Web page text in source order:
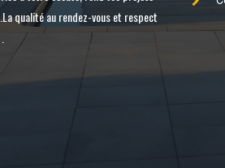
qualité au rendez-vous et respect